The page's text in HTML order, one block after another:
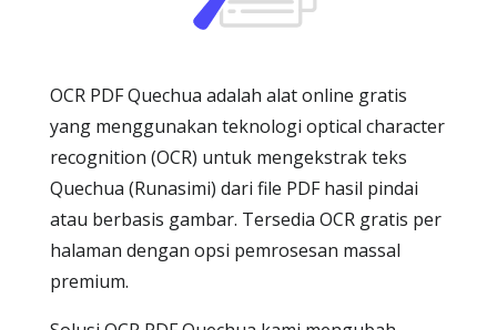
OCR PDF Quechua adalah alat online gratis
yang menggunakan teknologi optical character
recognition (OCR) untuk mengekstrak teks
Quechua (Runasimi) dari file PDF hasil pindai
atau berbasis gambar. Tersedia OCR gratis per
halaman dengan opsi pemrosesan massal
premium.